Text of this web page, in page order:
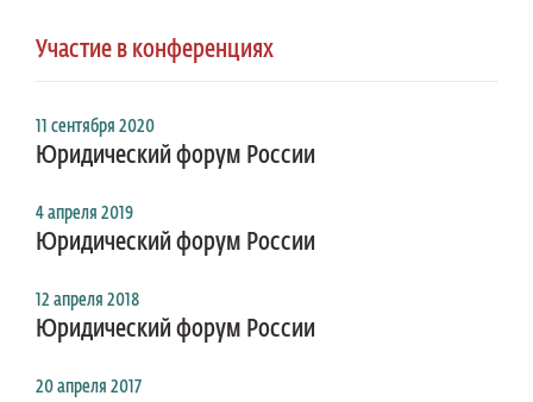
Участие в конференциях
11 сентября 2020
Юридический форум России
4 апреля 2019
Юридический форум России
12 апреля 2018
Юридический форум России
20 апреля 2017